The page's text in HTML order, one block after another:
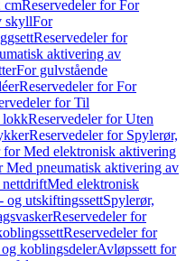
cmReservedeler for For
skyllFor
Reservedeler for
aktivering av
For gulvstående
Reservedeler for For
for Til
lokkReservedeler for Uten
Reservedeler for Spylerør,
for Med elektronisk aktivering
Med pneumatisk aktivering av
nettdriftMed elektronisk
og utskiftingssettSpylerør,
Reservedeler for
Reservedeler for
koblingsdelerAvløpssett for